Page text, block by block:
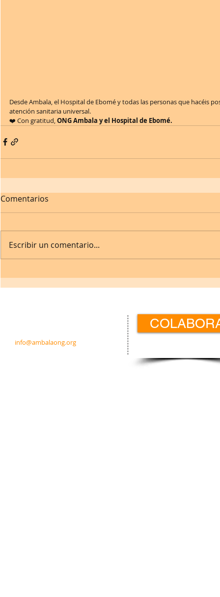
Desde Ambala, el Hospital de Ebomé y todas las personas que hacéis
atención sanitaria universal.
❤️ Con gratitud, ONG Ambala y el Hospital de Ebomé.
Comentarios
Escribir un comentario...
info@ambalaong.org